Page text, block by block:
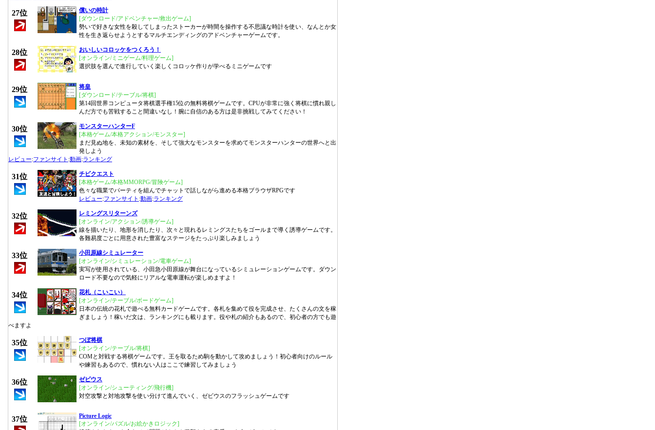
27位
償いの時計
[ダウンロード/アドベンチャー/救出ゲーム]
勢いで好きな女性を殺してしまったストーカーが時間を操作する不思議な時計を使い、なんとか女
性を生き返らせようとするマルチエンディングのアドベンチャーゲームです。
28位
おいしいコロッケをつくろう！
[オンライン/ミニゲーム/料理ゲーム]
選択肢を選んで進行していく楽しくコロッケ作りが学べるミニゲームです
29位
将皇
[ダウンロード/テーブル/将棋]
第14回世界コンピュータ将棋選手権15位の無料将棋ゲームです。CPUが非常に強く将棋に慣れ親し
んだ方でも苦戦すること間違いなし！腕に自信のある方は是非挑戦してみてください！
30位
モンスターハンターF
[本格ゲーム/本格アクション/モンスター]
まだ見ぬ地を、未知の素材を、そして強大なモンスターを求めてモンスターハンターの世界へと出
発しよう
レビュー:ファンサイト :動画:ランキング
31位
チビクエスト
[本格ゲーム/本格MMORPG/冒険ゲーム]
色々な職業でパーティを組んでチャットで話しながら進める本格ブラウザRPGです
レビュー:ファンサイト :動画:ランキング
32位
レミングスリターンズ
[オンライン/アクション/誘導ゲーム]
線を描いたり、地形を消したり、次々と現れるレミングスたちをゴールまで導く誘導ゲームです。
各難易度ごとに用意された豊富なステージをたっぷり楽しみましょう
33位
小田原線シミュレーター
[オンライン/シミュレーション/電車ゲーム]
実写が使用されている、小田急小田原線が舞台になっているシミュレーションゲームです。ダウン
ロード不要なので気軽にリアルな電車運転が楽しめますよ！
34位
花札（こいこい）
[オンライン/テーブル/ボードゲーム]
日本の伝統の花札で遊べる無料カードゲームです。各札を集めて役を完成させ、たくさんの文を稼
ぎましょう！稼いだ文は、ランキングにも載ります。役や札の紹介もあるので、初心者の方でも遊
べますよ
35位
つぼ将棋
[オンライン/テーブル/将棋]
COMと対戦する将棋ゲームです。王を取るため駒を動かして攻めましょう！初心者向けのルール
や練習もあるので、慣れない人はここで練習してみましょう
36位
ゼビウス
[オンライン/シューティング/飛行機]
対空攻撃と対地攻撃を使い分けて進んでいく、ゼビウスのフラッシュゲームです
37位
Picture Logic
[オンライン/パズル/お絵かきロジック]